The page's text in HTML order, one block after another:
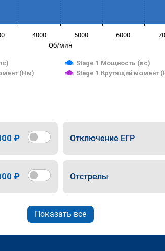
Об/мин
Stage 1 Мощность (лс)
(Нм)
Stage 1 Крутящий момент
4000 5000 6000
₽ Отключение ЕГР
₽ Отстрелы
Показать все